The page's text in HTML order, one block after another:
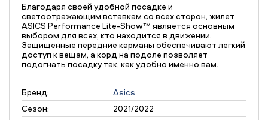
Благодаря своей удобной посадке и
светоотражающим вставкам со всех сторон, жилет
ASICS Performance Lite-Show™ является основным
выбором для всех, кто находится в движении.
Защищенные передние карманы обеспечивают легкий
доступ к вещам, а корд на подоле позволяет
подогнать посадку так, как удобно именно вам.
Бренд:
Asics
Сезон:
2021/2022